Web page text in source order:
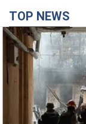
Российская
атаку на
города, есть
Для террора враг
годину тому
Депутаты